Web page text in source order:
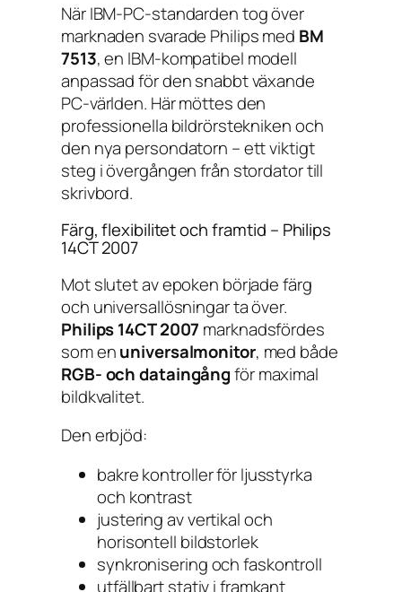
När IBM-PC-standarden tog över
marknaden svarade Philips med BM
7513, en IBM-kompatibel modell
anpassad för den snabbt växande
PC-världen. Här möttes den
professionella bildrörstekniken och
den nya persondatorn – ett viktigt
steg i övergången från stordator till
skrivbord.
Färg, flexibilitet och framtid – Philips
14CT 2007
Mot slutet av epoken började färg
och universallösningar ta över.
Philips 14CT 2007 marknadsfördes
som enuniversalmonitor, med både
RGB- och dataingångför maximal
bildkvalitet.
Den erbjöd:
bakre kontroller för ljusstyrka
och kontrast
justering av vertikal och
horisontell bildstorlek
synkronisering och faskontroll
utfällbart stativ i framkant